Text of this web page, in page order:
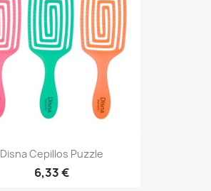
Disna Cepillos Puzzle
6,33 €